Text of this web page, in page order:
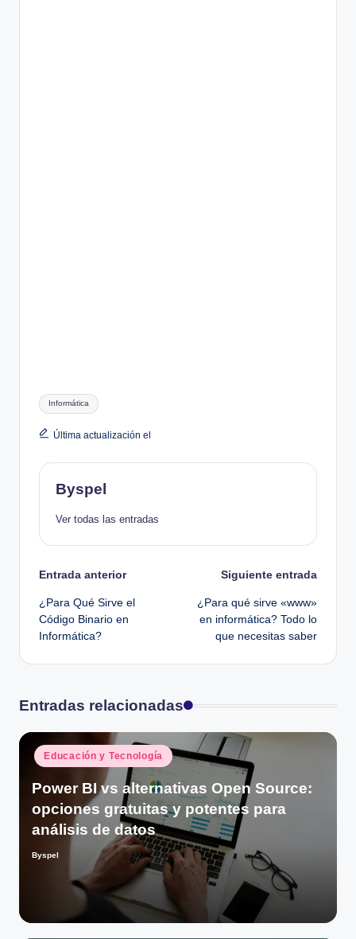
Etiquetas:
Informática
Última actualización el
Byspel
Ver todas las entradas
Navegación
de
entradas
Entrada anterior
¿Para Qué Sirve el
Código Binario en
Informática?
Siguiente entrada
¿Para qué sirve «www»
en informática? Todo lo
que necesitas saber
Entradas relacionadas
Publicado
en
Educación y Tecnología
Power BI vs alternativas Open Source:
opciones gratuitas y potentes para
análisis de datos
Publicado
Byspel